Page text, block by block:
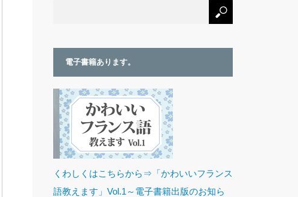
電子書籍あります。
くわしくはこちらから⇒「かわいいフランス
語教えます」Vol.1～電子書籍出版のお知ら